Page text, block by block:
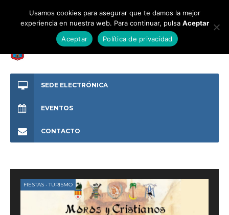
SEDE ELECTRÓNICA
EVENTOS
CONTACTO
FIESTAS •TURISMO
Usamos cookies para asegurar que te damos la mejor
experiencia en nuestra web. Para continuar, pulsa Aceptar
Aceptar
Política de privacidad